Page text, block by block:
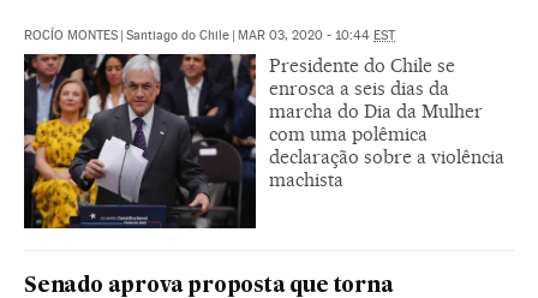
ROCÍO MONTES | Santiago do Chile | MAR 03, 2020 - 10:44 EST
Presidente do Chile se
enrosca a seis dias da
marcha do Dia da Mulher
com uma polêmica
declaração sobre a violência
machista
Senado aprova proposta que torna